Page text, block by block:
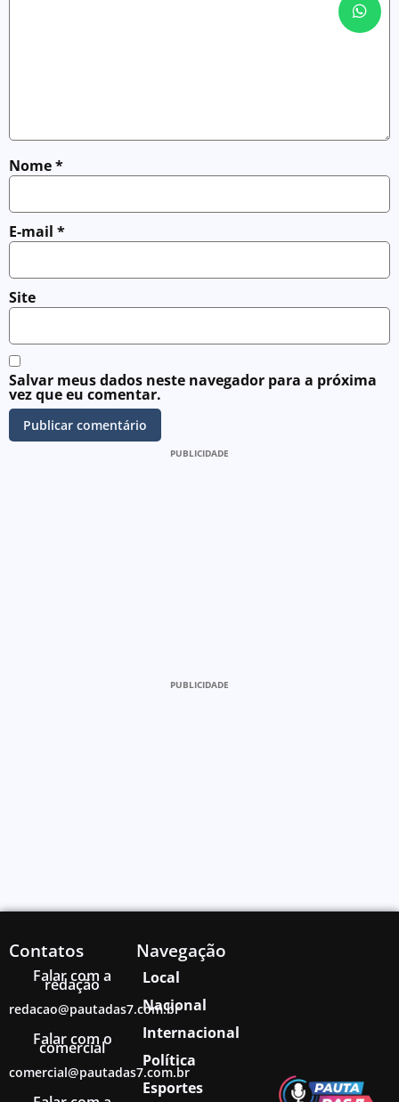
Nome*
E-mail *
Site
Salvar meus dados neste navegador para a próxima
vez que eu comentar.
PUBLICIDADE
PUBLICIDADE
Contatos
Falar com a
redação
redacao@pautadas7.com.br
Falar com o
comercial
comercial@pautadas7.com.br
Navegação
Local
Nacional
Internacional
Política
Esportes